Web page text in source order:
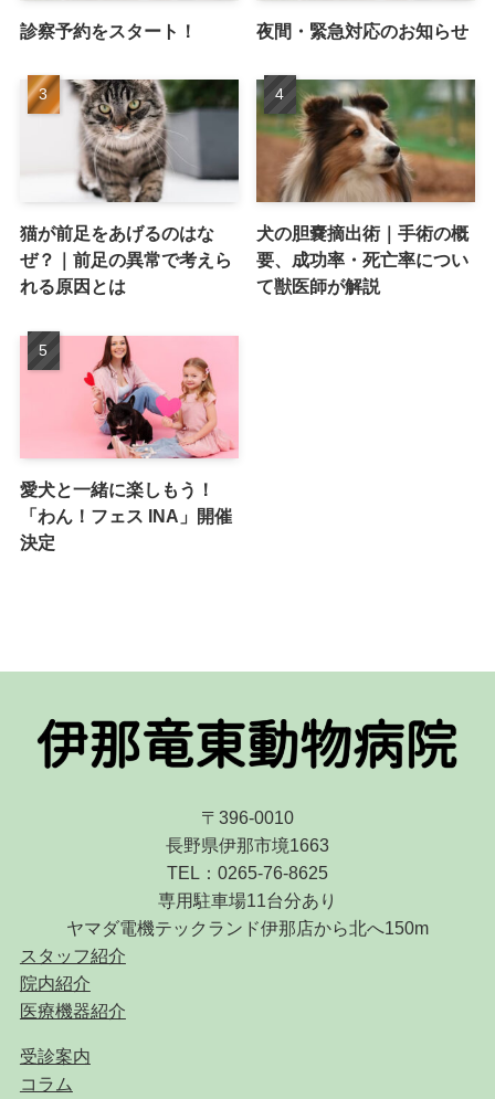
診察予約をスタート！ 夜間・緊急対応のお知らせ
猫が前足をあげるのはな
ぜ？｜前足の異常で考えら
れる原因とは
犬の胆嚢摘出術｜手術の概
要、成功率・死亡率につい
て獣医師が解説
愛犬と一緒に楽しもう！
「わん！フェス INA」開催
決定
〒396-0010
長野県伊那市境1663
TEL：0265-76-8625
専用駐車場11台分あり
ヤマダ電機テックランド伊那店から北へ150m
スタッフ紹介
院内紹介
医療機器紹介
受診案内
コラム